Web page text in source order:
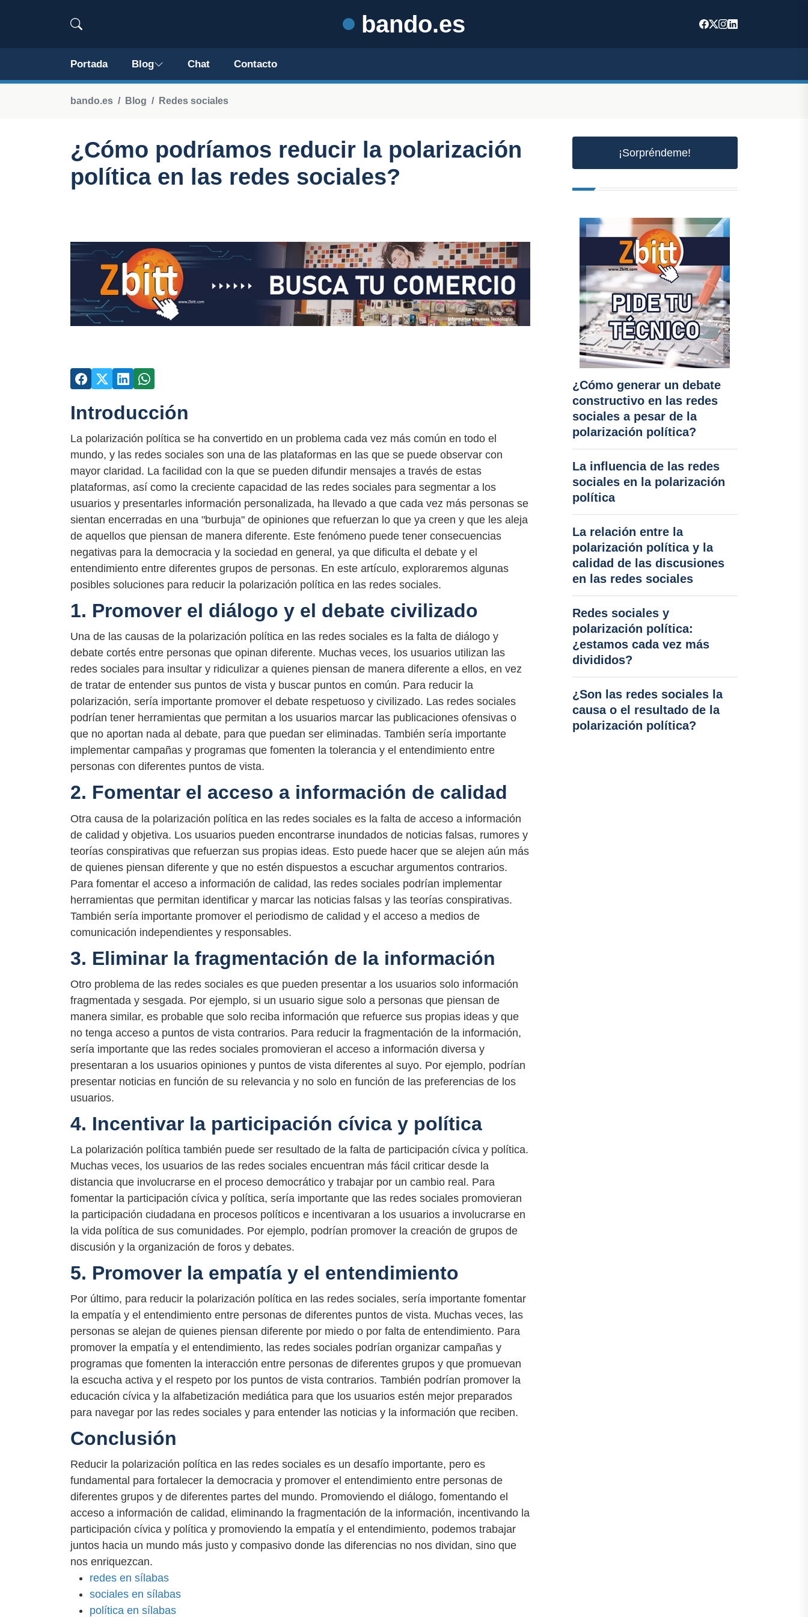
bando.es
Portada Blog Chat Contacto
bando.es Blog Redes sociales
¿Cómo podríamos reducir la polarización
política en las redes sociales?
Introducción
La polarización política se ha convertido en un problema cada vez más común en todo el
mundo, y las redes sociales son una de las plataformas en las que se puede observar con
mayor claridad. La facilidad con la que se pueden difundir mensajes a través de estas
plataformas, así como la creciente capacidad de las redes sociales para segmentar a los
usuarios y presentarles información personalizada, ha llevado a que cada vez más personas se
sientan encerradas en una "burbuja" de opiniones que refuerzan lo que ya creen y que les aleja
de aquellos que piensan de manera diferente. Este fenómeno puede tener consecuencias
negativas para la democracia y la sociedad en general, ya que dificulta el debate y el
entendimiento entre diferentes grupos de personas. En este artículo, exploraremos algunas
posibles soluciones para reducir la polarización política en las redes sociales.
1. Promover el diálogo y el debate civilizado
Una de las causas de la polarización política en las redes sociales es la falta de diálogo y
debate cortés entre personas que opinan diferente. Muchas veces, los usuarios utilizan las
redes sociales para insultar y ridiculizar a quienes piensan de manera diferente a ellos, en vez
de tratar de entender sus puntos de vista y buscar puntos en común. Para reducir la
polarización, sería importante promover el debate respetuoso y civilizado. Las redes sociales
podrían tener herramientas que permitan a los usuarios marcar las publicaciones ofensivas o
que no aportan nada al debate, para que puedan ser eliminadas. También sería importante
implementar campañas y programas que fomenten la tolerancia y el entendimiento entre
personas con diferentes puntos de vista.
2. Fomentar el acceso a información de calidad
Otra causa de la polarización política en las redes sociales es la falta de acceso a información
de calidad y objetiva. Los usuarios pueden encontrarse inundados de noticias falsas, rumores y
teorías conspirativas que refuerzan sus propias ideas. Esto puede hacer que se alejen aún más
de quienes piensan diferente y que no estén dispuestos a escuchar argumentos contrarios.
Para fomentar el acceso a información de calidad, las redes sociales podrían implementar
herramientas que permitan identificar y marcar las noticias falsas y las teorías conspirativas.
También sería importante promover el periodismo de calidad y el acceso a medios de
comunicación independientes y responsables.
3. Eliminar la fragmentación de la información
Otro problema de las redes sociales es que pueden presentar a los usuarios solo información
fragmentada y sesgada. Por ejemplo, si un usuario sigue solo a personas que piensan de
manera similar, es probable que solo reciba información que refuerce sus propias ideas y que
no tenga acceso a puntos de vista contrarios. Para reducir la fragmentación de la información,
sería importante que las redes sociales promovieran el acceso a información diversa y
presentaran a los usuarios opiniones y puntos de vista diferentes al suyo. Por ejemplo, podrían
presentar noticias en función de su relevancia y no solo en función de las preferencias de los
usuarios.
4. Incentivar la participación cívica y política
La polarización política también puede ser resultado de la falta de participación cívica y política.
Muchas veces, los usuarios de las redes sociales encuentran más fácil criticar desde la
distancia que involucrarse en el proceso democrático y trabajar por un cambio real. Para
fomentar la participación cívica y política, sería importante que las redes sociales promovieran
la participación ciudadana en procesos políticos e incentivaran a los usuarios a involucrarse en
la vida política de sus comunidades. Por ejemplo, podrían promover la creación de grupos de
discusión y la organización de foros y debates.
5. Promover la empatía y el entendimiento
Por último, para reducir la polarización política en las redes sociales, sería importante fomentar
la empatía y el entendimiento entre personas de diferentes puntos de vista. Muchas veces, las
personas se alejan de quienes piensan diferente por miedo o por falta de entendimiento. Para
promover la empatía y el entendimiento, las redes sociales podrían organizar campañas y
programas que fomenten la interacción entre personas de diferentes grupos y que promuevan
la escucha activa y el respeto por los puntos de vista contrarios. También podrían promover la
educación cívica y la alfabetización mediática para que los usuarios estén mejor preparados
para navegar por las redes sociales y para entender las noticias y la información que reciben.
Conclusión
Reducir la polarización política en las redes sociales es un desafío importante, pero es
fundamental para fortalecer la democracia y promover el entendimiento entre personas de
diferentes grupos y de diferentes partes del mundo. Promoviendo el diálogo, fomentando el
acceso a información de calidad, eliminando la fragmentación de la información, incentivando la
participación cívica y política y promoviendo la empatía y el entendimiento, podemos trabajar
juntos hacia un mundo más justo y compasivo donde las diferencias no nos dividan, sino que
nos enriquezcan.
redes en sílabas
sociales en sílabas
política en sílabas
¡Sorpréndeme!
¿Cómo generar un debate
constructivo en las redes
sociales a pesar de la
polarización política?
La influencia de las redes
sociales en la polarización
política
La relación entre la
polarización política y la
calidad de las discusiones
en las redes sociales
Redes sociales y
polarización política:
¿estamos cada vez más
divididos?
¿Son las redes sociales la
causa o el resultado de la
polarización política?